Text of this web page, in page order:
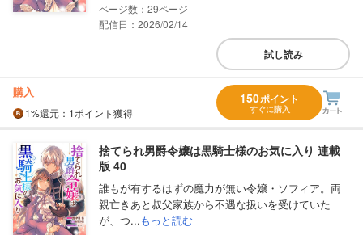
29
配信日：2026/02/14
試し読み
購入
1%還元 ：1ポイント獲得
150ポイント
すぐに購入
捨てられ男爵令嬢は黒騎士様のお気に入り 連載
版 40
誰もが有するはずの魔力が無い令嬢・ソフィア。両
親亡きあと叔父家族から不遇な扱いを受けていた
が、つ...もっと読む